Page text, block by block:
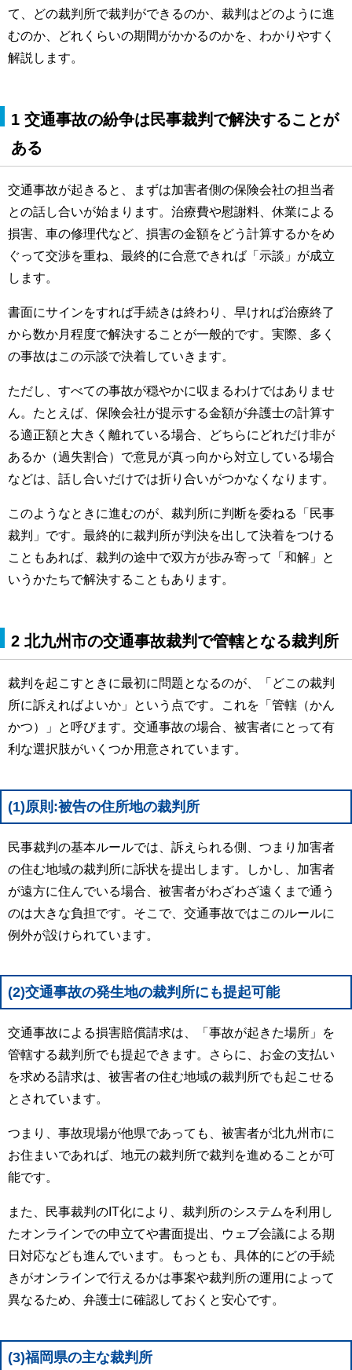
て、どの裁判所で裁判ができるのか、裁判はどのように進
むのか、どれくらいの期間がかかるのかを、わかりやすく
解説します。
1 交通事故の紛争は民事裁判で解決することが
ある
交通事故が起きると、まずは加害者側の保険会社の担当者
との話し合いが始まります。治療費や慰謝料、休業による
損害、車の修理代など、損害の金額をどう計算するかをめ
ぐって交渉を重ね、最終的に合意できれば「示談」が成立
します。
書面にサインをすれば手続きは終わり、早ければ治療終了
から数か月程度で解決することが一般的です。実際、多く
の事故はこの示談で決着していきます。
ただし、すべての事故が穏やかに収まるわけではありませ
ん。たとえば、保険会社が提示する金額が弁護士の計算す
る適正額と大きく離れている場合、どちらにどれだけ非が
あるか（過失割合）で意見が真っ向から対立している場合
などは、話し合いだけでは折り合いがつかなくなります。
このようなときに進むのが、裁判所に判断を委ねる「民事
裁判」です。最終的に裁判所が判決を出して決着をつける
こともあれば、裁判の途中で双方が歩み寄って「和解」と
いうかたちで解決することもあります。
2 北九州市の交通事故裁判で管轄となる裁判所
裁判を起こすときに最初に問題となるのが、「どこの裁判
所に訴えればよいか」という点です。これを「管轄（かん
かつ）」と呼びます。交通事故の場合、被害者にとって有
利な選択肢がいくつか用意されています。
(1)原則:被告の住所地の裁判所
民事裁判の基本ルールでは、訴えられる側、つまり加害者
の住む地域の裁判所に訴状を提出します。しかし、加害者
が遠方に住んでいる場合、被害者がわざわざ遠くまで通う
のは大きな負担です。そこで、交通事故ではこのルールに
例外が設けられています。
(2)交通事故の発生地の裁判所にも提起可能
交通事故による損害賠償請求は、「事故が起きた場所」を
管轄する裁判所でも提起できます。さらに、お金の支払い
を求める請求は、被害者の住む地域の裁判所でも起こせる
とされています。
つまり、事故現場が他県であっても、被害者が北九州市に
お住まいであれば、地元の裁判所で裁判を進めることが可
能です。
また、民事裁判のIT化により、裁判所のシステムを利用し
たオンラインでの申立てや書面提出、ウェブ会議による期
日対応なども進んでいます。もっとも、具体的にどの手続
きがオンラインで行えるかは事案や裁判所の運用によって
異なるため、弁護士に確認しておくと安心です。
(3)福岡県の主な裁判所